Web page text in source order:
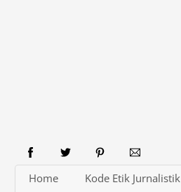
Home Kode Etik Jurnalistik